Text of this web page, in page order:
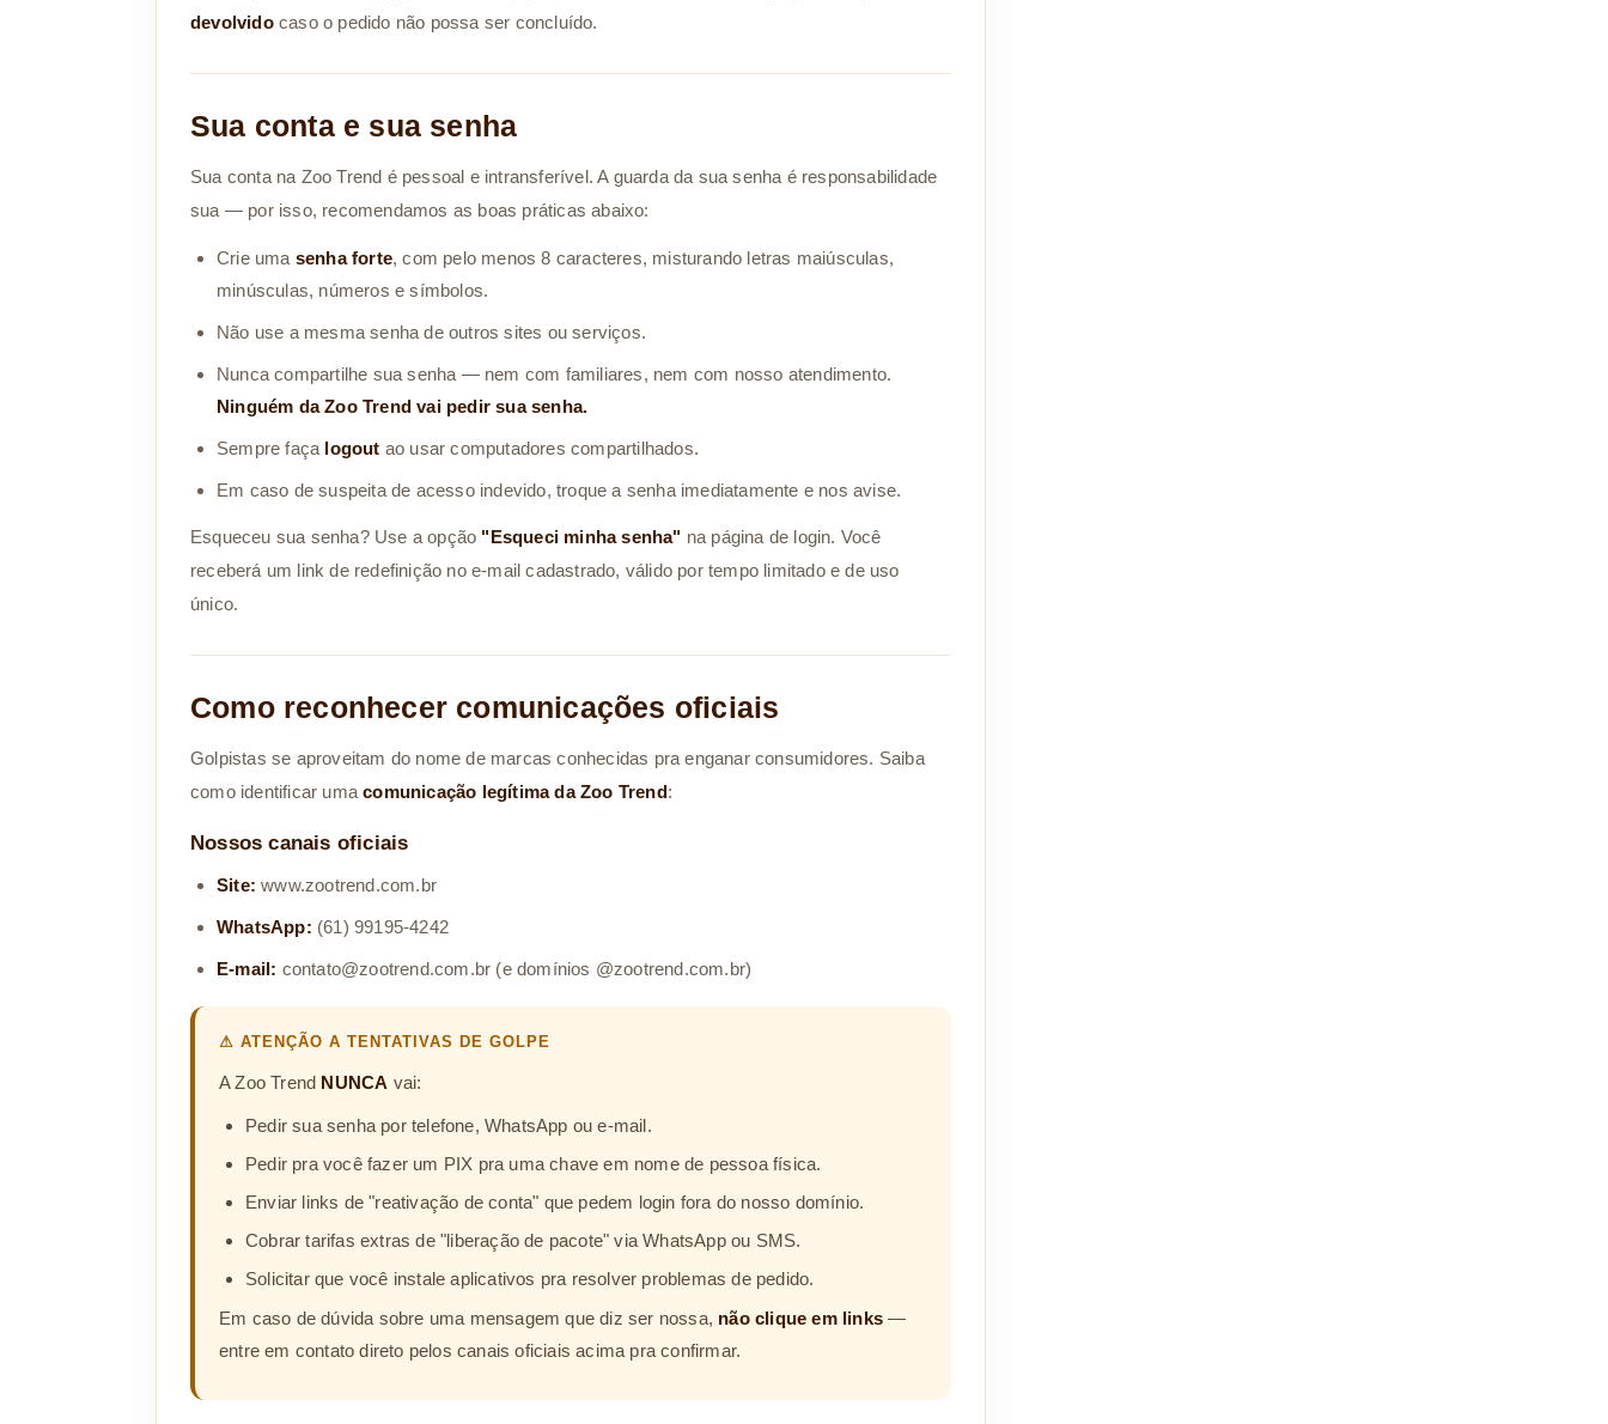
devolvidocaso o pedido não possa ser concluído.
Sua conta e sua senha
Sua conta na Zoo Trend é pessoal e intransferível. A guarda da sua senha é responsabilidade
sua — por isso, recomendamos as boas práticas abaixo:
Crie uma senha forte, com pelo menos 8 caracteres, misturando letras maiúsculas,
minúsculas, números e símbolos.
Não use a mesma senha de outros sites ou serviços.
Nunca compartilhe sua senha — nem com familiares, nem com nosso atendimento.
Ninguém da Zoo Trend vai pedir sua senha.
Sempre faça logout ao usar computadores compartilhados.
Em caso de suspeita de acesso indevido, troque a senha imediatamente e nos avise.
Esqueceu sua senha? Use a opção "Esqueci minha senha" na página de login. Você
receberá um link de redefinição no e-mail cadastrado, válido por tempo limitado e de uso
único.
Como reconhecer comunicações oficiais
Golpistas se aproveitam do nome de marcas conhecidas pra enganar consumidores. Saiba
como identificar umacomunicação legítima da Zoo Trend:
Nossos canais oficiais
Site: www.zootrend.com.br
WhatsApp: (61) 99195-4242
E-mail: contato@zootrend.com.br (e domínios @zootrend.com.br)
⚠ ATENÇÃO A TENTATIVAS DE GOLPE
A Zoo Trend NUNCA vai:
Pedir sua senha por telefone, WhatsApp ou e-mail.
Pedir pra você fazer um PIX pra uma chave em nome de pessoa física.
Enviar links de "reativação de conta" que pedem login fora do nosso domínio.
Cobrar tarifas extras de "liberação de pacote" via WhatsApp ou SMS.
Solicitar que você instale aplicativos pra resolver problemas de pedido.
Em caso de dúvida sobre uma mensagem que diz ser nossa, não clique em links —
entre em contato direto pelos canais oficiais acima pra confirmar.